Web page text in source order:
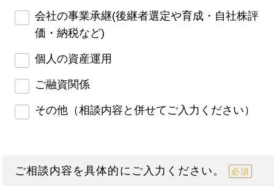
会社の事業承継(後継者選定や育成・自社株評
価・納税など)
個人の資産運用
ご融資関係
その他（相談内容と併せてご入力ください）
ご相談内容を具体的にご入力ください。 必須